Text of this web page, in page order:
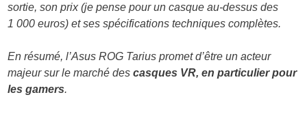
sortie, son prix (je pense pour un casque au-dessus des
1 000 euros) et ses spécifications techniques complètes.
En résumé, l’Asus ROG Tarius promet d’être un acteur
majeur sur le marché des casques VR, en particulier pour
les gamers.